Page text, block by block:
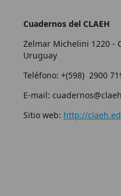
Cuadernos del CLAEH
Zelmar Michelini 1220 -
Uruguay
Teléfono: +(598) 2900
E-mail:
Sitio web: http://